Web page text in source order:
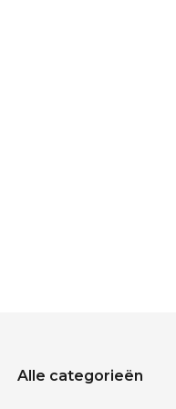
Alle categorieën